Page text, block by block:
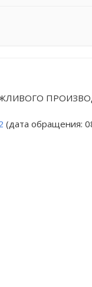
(дата обращения: